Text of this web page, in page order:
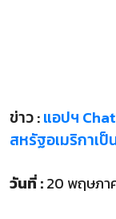
ข่าว :แอปฯ
สหรัฐอเมริกาเ
วันที่ :20 พฤษภา